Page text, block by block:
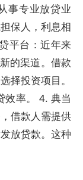
事专业放贷业
保人，利息相
平台：近年来
的渠道。借款
择投资项目。
效率。 4. 典当
借款人需提供
放贷款。这种